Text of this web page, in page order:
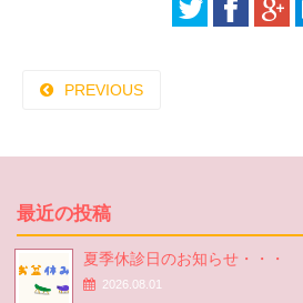
PREVIOUS
最近の投稿
夏季休診日のお知らせ・・・
2026.08.01